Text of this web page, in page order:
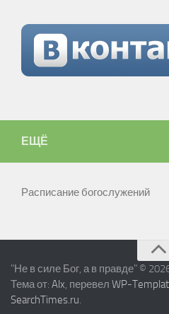
ЕЩЁ
Расписание богослужений
"Не в силе Бог, а в правде" ©
Тема от: Alx, перевел WP-
SearchTimes.ru.